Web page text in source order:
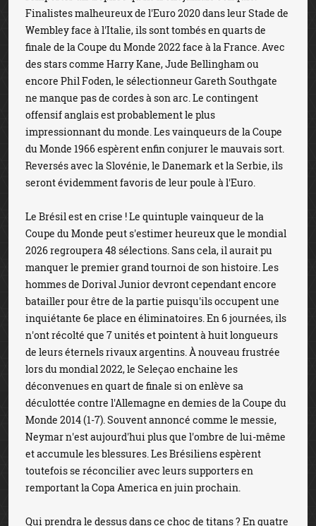
Finalistes malheureux de l'Euro 2020 dans leur Stade de
Wembley face à l'Italie, ils sont tombés en quarts de
finale de la Coupe du Monde 2022 face à la France. Avec
des stars comme Harry Kane, Jude Bellingham ou
encore Phil Foden, le sélectionneur Gareth Southgate
ne manque pas de cordes à son arc. Le contingent
offensif anglais est probablement le plus
impressionnant du monde. Les vainqueurs de la Coupe
du Monde 1966 espèrent enfin conjurer le mauvais sort.
Reversés avec la Slovénie, le Danemark et la Serbie, ils
seront évidemment favoris de leur poule à l'Euro.
Le Brésil est en crise ! Le quintuple vainqueur de la
Coupe du Monde peut s'estimer heureux que le mondial
2026 regroupera 48 sélections. Sans cela, il aurait pu
manquer le premier grand tournoi de son histoire. Les
hommes de Dorival Junior devront cependant encore
batailler pour être de la partie puisqu'ils occupent une
inquiétante 6e place en éliminatoires. En 6 journées, ils
n'ont récolté que 7 unités et pointent à huit longueurs
de leurs éternels rivaux argentins. À nouveau frustrée
lors du mondial 2022, le Seleçao enchaine les
déconvenues en quart de finale si on enlève sa
déculottée contre l'Allemagne en demies de la Coupe du
Monde 2014 (1-7). Souvent annoncé comme le messie,
Neymar n'est aujourd'hui plus que l'ombre de lui-même
et accumule les blessures. Les Brésiliens espèrent
toutefois se réconcilier avec leurs supporters en
remportant la Copa America en juin prochain.
Qui prendra le dessus dans ce choc de titans ? En quatre